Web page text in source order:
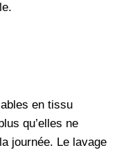
en tissu
qu’elles ne
journée. Le lavage